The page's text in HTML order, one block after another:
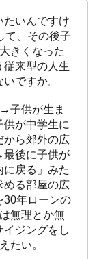
たいんですけ
て、その後子
きくなった
従来型の人生
ですか。
子供が生ま
が中学生に
から郊外の広
後に子供が
戻る」みた
める部屋の広
30年ローンの
無理とか無
ジングをし
たい。